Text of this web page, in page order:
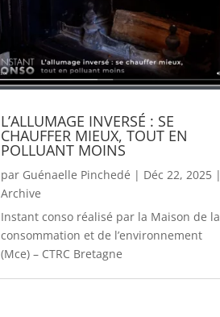
L’ALLUMAGE INVERSÉ : SE
CHAUFFER MIEUX, TOUT EN
POLLUANT MOINS
par Guénaelle Pinchedé | Déc 22, 2025|
Archive
Instant conso réalisé par la Maison de la
consommation et de l’environnement
(Mce) – CTRC Bretagne